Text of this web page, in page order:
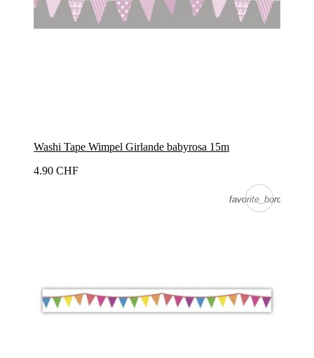
Washi Tape Wimpel Girlande babyrosa 15m
4.90 CHF
favorite_border
favorite_border